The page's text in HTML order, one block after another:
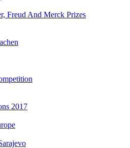
Freud And Merck Prizes
2017